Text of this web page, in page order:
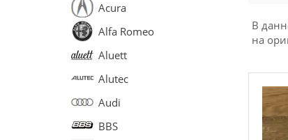
Acura
Alfa Romeo
Aluett
Alutec
Audi
BBS
В
на